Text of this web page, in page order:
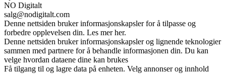
NO Digitalt
salg@nodigitalt.com
Denne nettsiden bruker informasjonskapsler for å tilpasse og
forbedre opplevelsen din. Les mer her.
Denne nettsiden bruker informasjonskapsler og lignende teknologier
sammen med partnere for å behandle informasjonen din. Du kan
velge hvordan dataene dine kan brukes
Få tilgang til og lagre data på enheten. Velg annonser og innhold